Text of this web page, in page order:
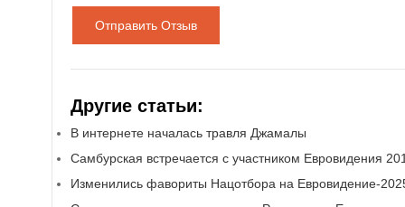
Отправить Отзыв
Другие статьи:
В интернете началась травля Джамалы
Самбурская встречается с участником Евровидения
Изменились фавориты Нацотбора на Евровидение-